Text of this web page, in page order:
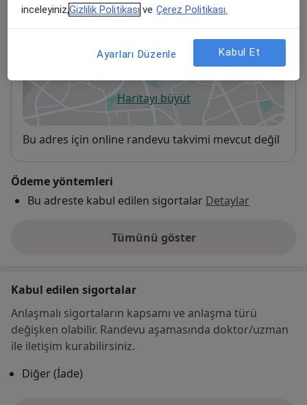
Şeker Mahallesi Muhsin Yazıcıoğlu Bulvarı No:77,
Kocasinan38080
Haritayı büyütyeni bir sekmede açılır
Uygunluk
Bu adres için online randevu takvimi mevcut değil
Ödeme yöntemleri
Bu adreste kabul edilen sigortalar Detaylar
Tümünü göster
adres hakkında
Kabul edilen sigortalar
Anlaşmalı sigortaların kapsamı ve anlaşma türü
değişken olabilir. Randevu aşamasında doktor/uzman
ile iletişim kurabilirsiniz.
Diğer (İade)
inceleyiniz,Gizlilik Politikası ve Çerez Politikası.
Ayarları Düzenle Kabul Et